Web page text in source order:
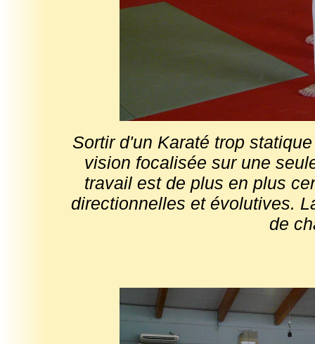
Sortir d'un Karaté trop
vision focalisée sur une
travail est de plus en plus
directionnelles et évolutives.
de